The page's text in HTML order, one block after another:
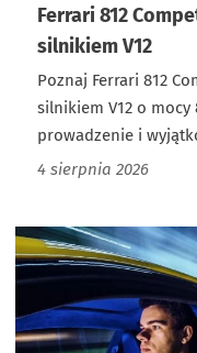
Ferrari 812
silnikiem V12
Poznaj Ferrari 812
silnikiem V12 o mocy
prowadzenie i
4 sierpnia 2026